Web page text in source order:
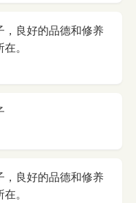
，良好的品德和修养
。
，良好的品德和修养
。